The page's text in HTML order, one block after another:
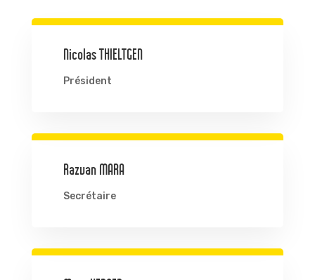
Nicolas THIELTGEN
Président
Razvan MARA
Secrétaire